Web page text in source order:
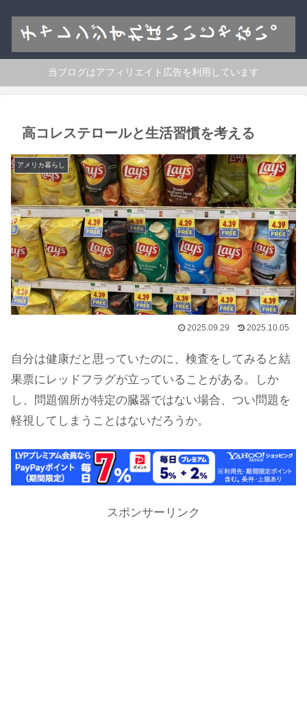
当ブログはアフィリエイト広告を利用しています
高コレステロールと生活習慣を考える
アメリカ暮らし
2025.09.29 2025.10.05
自分は健康だと思っていたのに、検査をしてみると結
果票にレッドフラグが立っていることがある。しか
し、問題個所が特定の臓器ではない場合、つい問題を
軽視してしまうことはないだろうか。
スポンサーリンク